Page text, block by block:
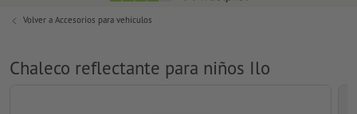
Volver a Accesorios para vehículos
Chaleco reflectante para niños Ilo